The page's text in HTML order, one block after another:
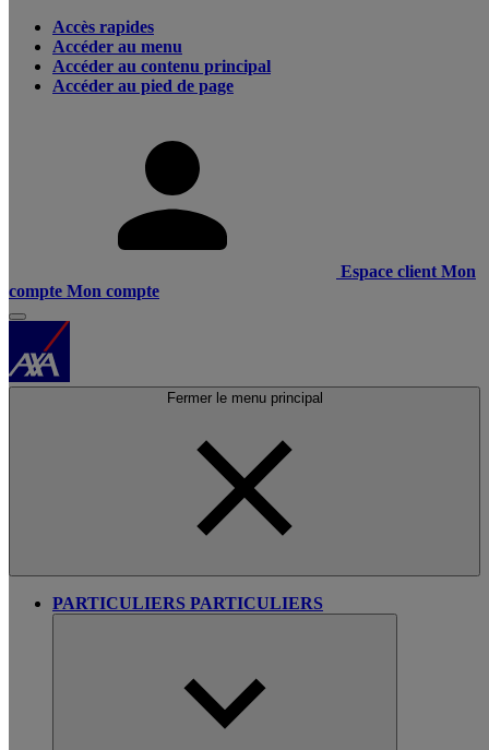
Accès rapides
Accéder au menu
Accéder au contenu principal
Accéder au pied de page
Espace client Mon
compte Mon compte
Fermer le menu principal
PARTICULIERS PARTICULIERS